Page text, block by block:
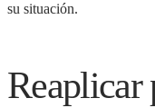
su situación.
Reaplicar